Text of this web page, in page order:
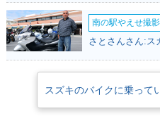
南の駅やえせ撮
スズキのバイクに乗って